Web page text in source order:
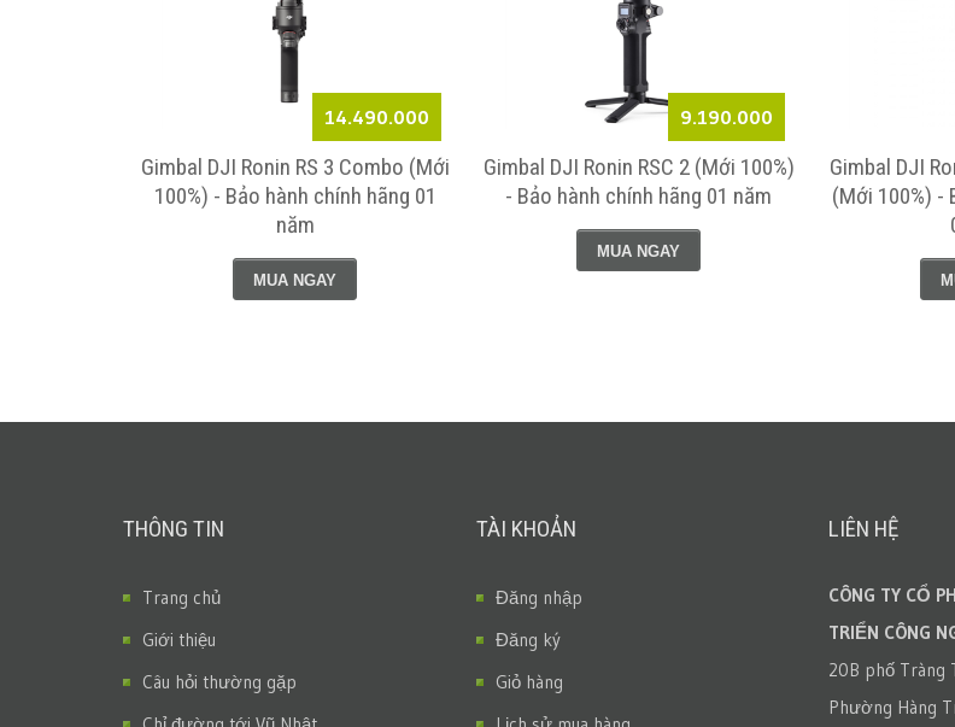
14.490.000
Gimbal DJI Ronin RS 3 Combo (Mới
100%) - Bảo hành chính hãng 01
năm
MUA NGAY
9.190.000
Gimbal DJI Ronin RSC 2 (Mới 100%)
- Bảo hành chính hãng 01 năm
MUA NGAY
Gimbal DJI
(Mới 100%) -
THÔNG TIN
Trang chủ
Giới thiệu
Câu hỏi thường gặp
TÀI KHOẢN
Đăng nhập
Đăng ký
Giỏ hàng
LIÊN HỆ
CÔNG TY CỔ
TRIỂN CÔNG
20B phố Tràng
Phường Hàng